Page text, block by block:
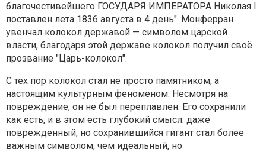
благочестивейшего ГОСУДАРЯ ИМПЕРАТОРА Николая I
поставлен лета 1836 августа в 4 день". Монферран
увенчал колокол державой — символом царской
власти, благодаря этой державе колокол получил своё
прозвание "Царь-колокол".
С тех пор колокол стал не просто памятником, а
настоящим культурным феноменом. Несмотря на
повреждение, он не был переплавлен. Его сохранили
как есть, и в этом есть глубокий смысл: даже
поврежденный, но сохранившийся гигант стал более
важным символом, чем идеальный, но